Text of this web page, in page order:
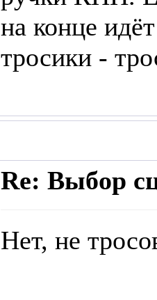
на конце
тросики -
Re: Выбор
Нет, не